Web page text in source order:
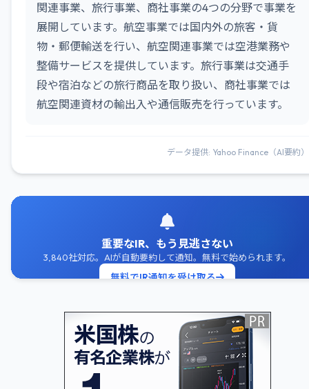
関連事業、旅行事業、商社事業の4つの分野で事業を
展開しています。航空事業では国内外の旅客・貨
物・郵便輸送を行い、航空関連事業では空港業務や
整備サービスを提供しています。旅行事業は交通手
段や宿泊などの旅行商品を取り扱い、商社事業では
航空関連資材の輸出入や通信販売を行っています。
データ提供: Yahoo Finance（AI要約）
重要なIR、もう見逃さない
3,840社対応。AIが自動要約して通知。無料で始められます。
無料でIR通知を受け取る